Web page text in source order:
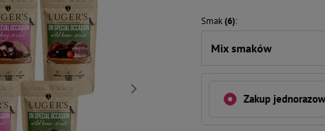
Smak(6)
Mix smaków
Zakup